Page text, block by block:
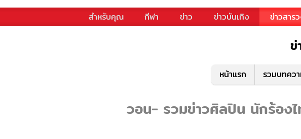
สำหรับคุณ กีฬา ข่าว ข่าวบันเทิง ข่าวสาร
ข่
หน้าแรก รวมบทคว
วอน- รวมข่าวศิลปิน นักร้อง